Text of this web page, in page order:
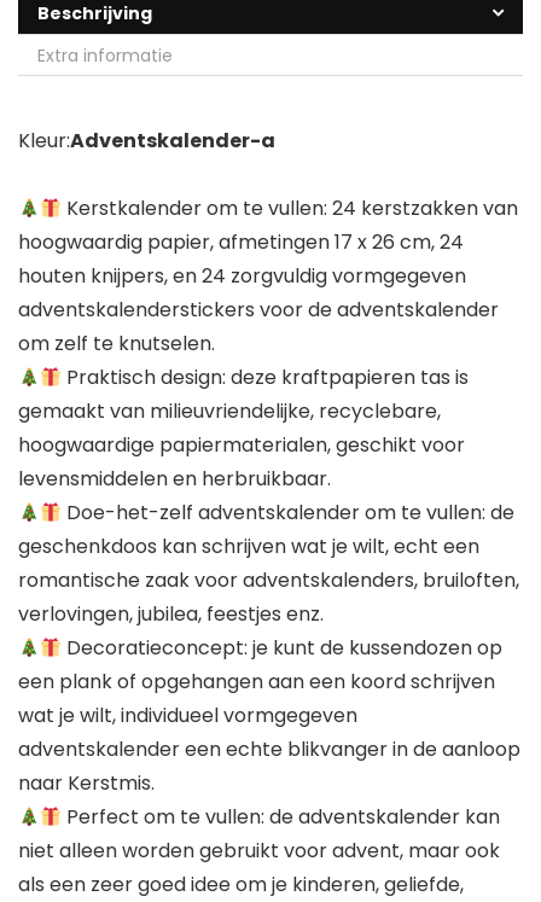
Beschrijving
Extra informatie
Kleur:Adventskalender-a
Kerstkalender om te vullen: 24 kerstzakken van
hoogwaardig papier, afmetingen 17 x 26 cm, 24
houten knijpers, en 24 zorgvuldig vormgegeven
adventskalenderstickers voor de adventskalender
om zelf te knutselen.
Praktisch design: deze kraftpapieren tas is
gemaakt van milieuvriendelijke, recyclebare,
hoogwaardige papiermaterialen, geschikt voor
levensmiddelen en herbruikbaar.
Doe-het-zelf adventskalender om te vullen: de
geschenkdoos kan schrijven wat je wilt, echt een
romantische zaak voor adventskalenders, bruiloften,
verlovingen, jubilea, feestjes enz.
Decoratieconcept: je kunt de kussendozen op
een plank of opgehangen aan een koord schrijven
wat je wilt, individueel vormgegeven
adventskalender een echte blikvanger in de aanloop
naar Kerstmis.
Perfect om te vullen: de adventskalender kan
niet alleen worden gebruikt voor advent, maar ook
als een zeer goed idee om je kinderen, geliefde,